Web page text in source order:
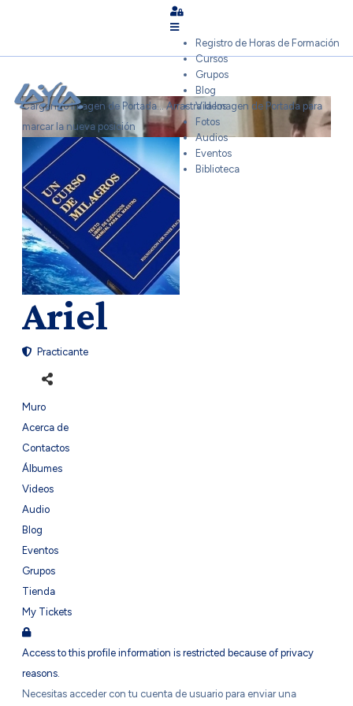
Sign In
Registro de Horas de Formación
Cursos
Grupos
Blog
Videos
Fotos
Audios
Eventos
Biblioteca
Cargando Imagen de Portada... Arrastra la Imagen de Portada para
marcar la nueva posición
Ariel
Practicante
Muro
Acerca de
Contactos
Álbumes
Videos
Audio
Blog
Eventos
Grupos
Tienda
My Tickets
Access to this profile information is restricted because of privacy
reasons.
Necesitas acceder con tu cuenta de usuario para enviar una